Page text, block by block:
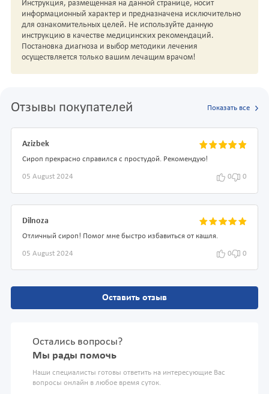
Инструкция, размещенная на данной странице, носит
информационный характер и предназначена исключительно
для ознакомительных целей. Не используйте данную
инструкцию в качестве медицинских рекомендаций.
Постановка диагноза и выбор методики лечения
осуществляется только вашим лечащим врачом!
Отзывы покупателей Показать все
Azizbek
Сироп прекрасно справился с простудой. Рекомендую!
05 August 2024 0 0
Dilnoza
Отличный сироп! Помог мне быстро избавиться от кашля.
05 August 2024 0 0
Оставить отзыв
Остались вопросы?
Мы рады помочь
Наши специалисты готовы ответить на интересующие Вас
вопросы онлайн в любое время суток.